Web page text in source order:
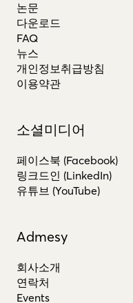
논문
다운로드
FAQ
뉴스
개인정보취급방침
이용약관
소셜미디어
페이스북 (Facebook)
링크드인 (LinkedIn)
유튜브 (YouTube)
Admesy
회사소개
연락처
Events